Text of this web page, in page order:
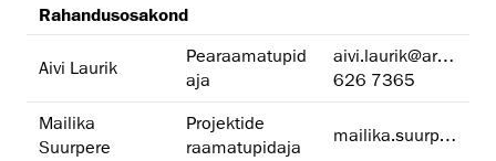
Rahandusosakond
Aivi Laurik
Pearaamatupid
aja
aivi.laurik@artun.ee
626 7365
Mailika
Suurpere
Projektide
raamatupidaja
mailika.suurpere@artun.ee